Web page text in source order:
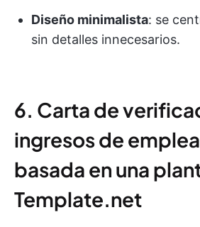
Diseño minimalista: se
sin detalles innecesarios.
6. Carta de
ingresos de
basada en una
Template.net